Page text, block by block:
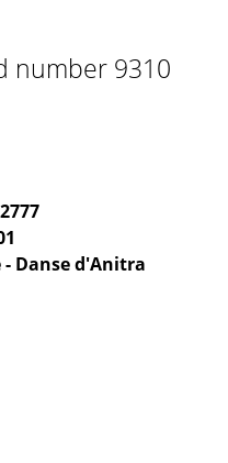
number 9310
Danse d'Anitra